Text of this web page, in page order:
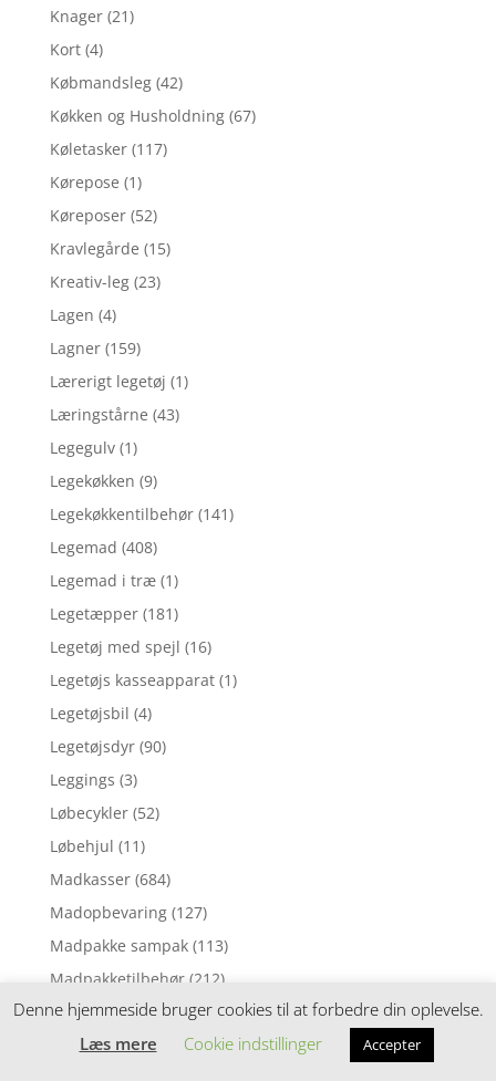
Knager (21)
Kort (4)
Købmandsleg (42)
Køkken og Husholdning (67)
Køletasker (117)
Kørepose (1)
Køreposer (52)
Kravlegårde (15)
Kreativ-leg (23)
Lagen (4)
Lagner (159)
Lærerigt legetøj (1)
Læringstårne (43)
Legegulv (1)
Legekøkken (9)
Legekøkkentilbehør (141)
Legemad (408)
Legemad i træ (1)
Legetæpper (181)
Legetøj med spejl (16)
Legetøjs kasseapparat (1)
Legetøjsbil (4)
Legetøjsdyr (90)
Leggings (3)
Løbecykler (52)
Løbehjul (11)
Madkasser (684)
Madopbevaring (127)
Madpakke sampak (113)
Madpakketilbehør (212)
Madras til juniorseng (70)
Madras til tremmeseng (1)
Denne hjemmeside bruger cookies til at forbedre din oplevelse.
Læs mere
Cookie indstillinger Accepter